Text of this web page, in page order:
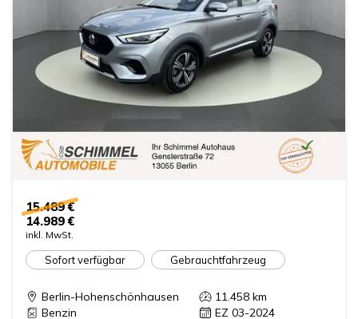
15.489 €
14.989 €
inkl. MwSt.
Sofort verfügbar Gebrauchtfahrzeug
Berlin-Hohenschönhausen 11.458 km
Benzin
EZ 03-2024